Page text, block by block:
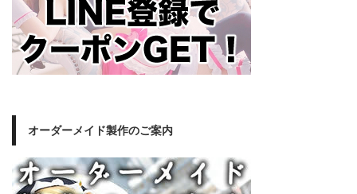
オーダーメイド製作のご案内